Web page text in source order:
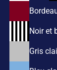
Noir et
Gris